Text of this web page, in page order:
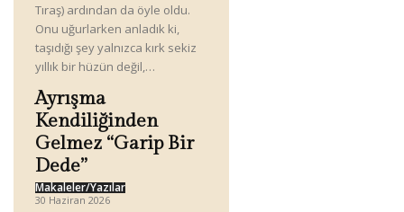
Tıraş) ardından da öyle oldu.
Onu uğurlarken anladık ki,
taşıdığı şey yalnızca kırk sekiz
yıllık bir hüzün değil,…
Ayrışma
Kendiliğinden
Gelmez “Garip Bir
Dede”
Makaleler/Yazılar
30 Haziran 2026